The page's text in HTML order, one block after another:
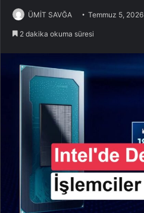
ÜMİT SAVĞA Temmuz 5, 2026
2 dakika okuma süresi